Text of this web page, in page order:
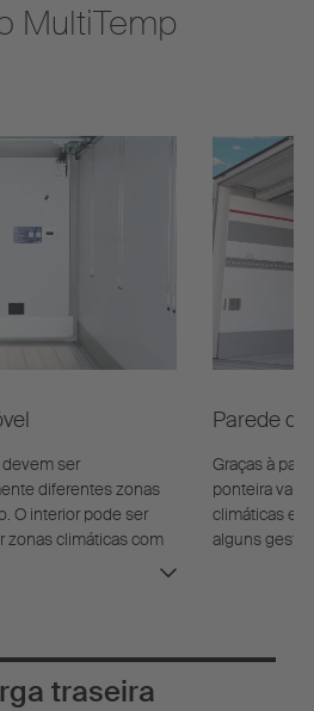
MultiTemp
ser
diferentes zonas
O interior pode ser
climáticas com
Parede
Graças à
ponteira
climáticas
alguns
traseira